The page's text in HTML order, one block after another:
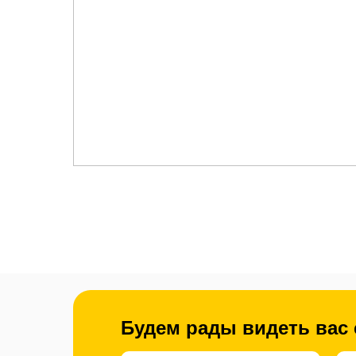
Будем рады видеть вас